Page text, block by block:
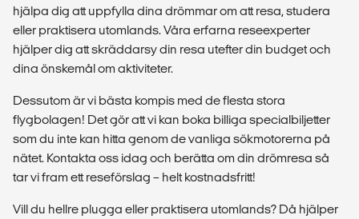
hjälpa dig att uppfylla dina drömmar om att resa, studera
eller praktisera utomlands. Våra erfarna reseexperter
hjälper dig att skräddarsy din resa utefter din budget och
dina önskemål om aktiviteter.
Dessutom är vi bästa kompis med de flesta stora
flygbolagen! Det gör att vi kan boka billiga specialbiljetter
som du inte kan hitta genom de vanliga sökmotorerna på
nätet. Kontakta oss idag och berätta om din drömresa så
tar vi fram ett reseförslag – helt kostnadsfritt!
Vill du hellre plugga eller praktisera utomlands? Då hjälper